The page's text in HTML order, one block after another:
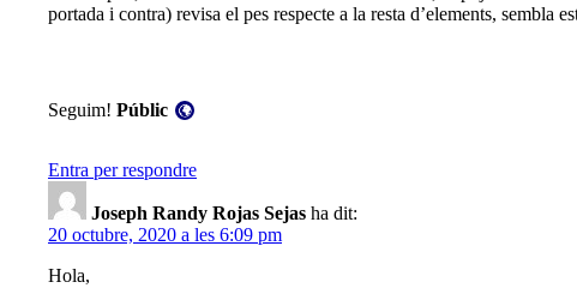
portada i contra) revisa el pes respecte a la resta d’elements, sembla
Seguim! Públic
Entra per respondre
Joseph Randy Rojas Sejas ha dit:
20 octubre, 2020 a les 6:09 pm
Hola,